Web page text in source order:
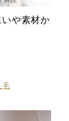
や素材か
毛